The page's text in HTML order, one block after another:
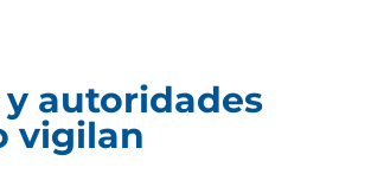
y autoridades
vigilan